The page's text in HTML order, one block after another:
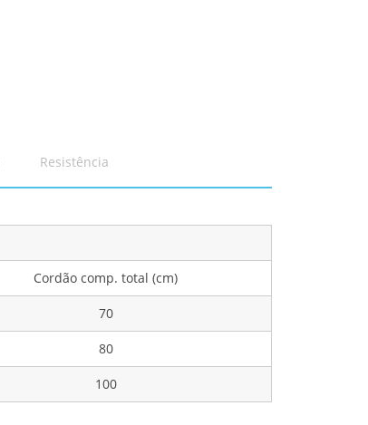
Resistência
Cordão comp. total (cm)
70
80
100